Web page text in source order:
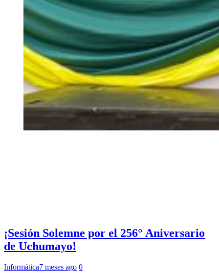
¡Sesión Solemne por el 256° Aniversario
de Uchumayo!
Informática7 meses ago 0